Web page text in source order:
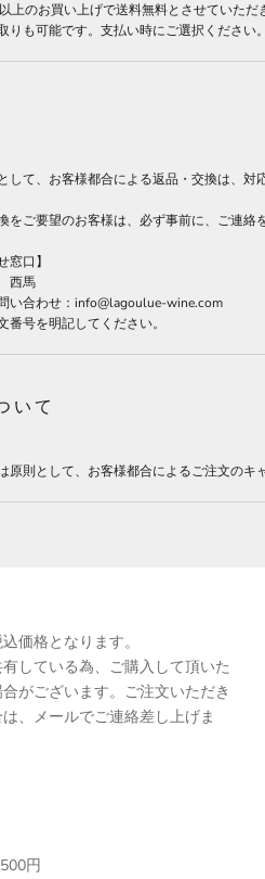
上のお買い上げで送料無料とさせていただ
りも可能です。支払い時にご選択ください
して、お客様都合による返品・交換は、
をご要望のお客様は、必ず事前に、ご連
窓口】
西馬
い合わせ：info@lagoulue-wine.com
号を明記してください。
いて
原則として、お客様都合によるご注文の
価格となります。
している為、ご購入して頂いた
がございます。ご注文いただき
、メールでご連絡差し上げま
円